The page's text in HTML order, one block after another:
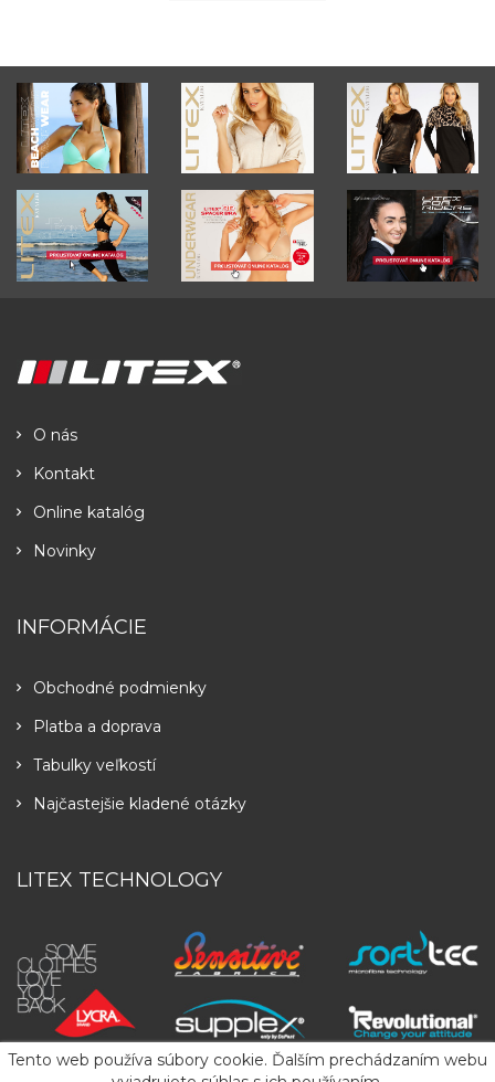
Tento web používa súbory cookie. Ďalším prechádzaním webu
O nás
Kontakt
Online katalóg
Novinky
INFORMÁCIE
Obchodné podmienky
Platba a doprava
Tabulky veľkostí
Najčastejšie kladené otázky
LITEX TECHNOLOGY